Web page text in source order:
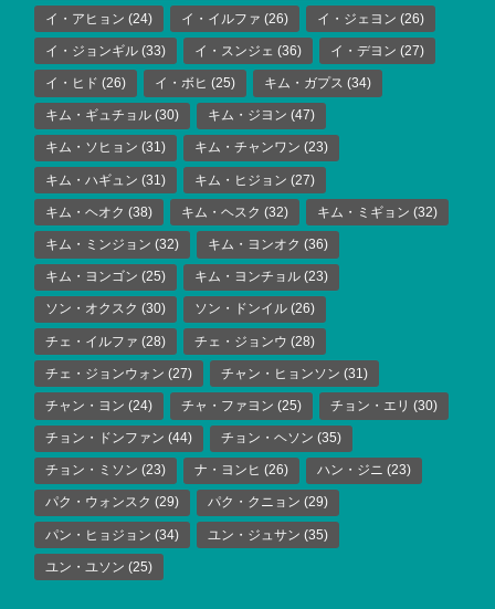
イ・アヒョン (24) イ・イルファ (26) イ・ジェヨン (26)
イ・ジョンギル (33) イ・スンジェ (36) イ・デヨン (27)
イ・ヒド (26) イ・ボヒ (25) キム・ガプス (34)
キム・ギュチョル (30) キム・ジヨン (47)
キム・ソヒョン (31) キム・チャンワン (23)
キム・ハギュン (31) キム・ヒジョン (27)
キム・ヘオク (38) キム・ヘスク (32) キム・ミギョン (32)
キム・ミンジョン (32) キム・ヨンオク (36)
キム・ヨンゴン (25) キム・ヨンチョル (23)
ソン・オクスク (30) ソン・ドンイル (26)
チェ・イルファ (28) チェ・ジョンウ (28)
チェ・ジョンウォン (27) チャン・ヒョンソン (31)
チャン・ヨン (24) チャ・ファヨン (25) チョン・エリ (30)
チョン・ドンファン (44) チョン・ヘソン (35)
チョン・ミソン (23) ナ・ヨンヒ (26) ハン・ジニ (23)
パク・ウォンスク (29) パク・クニョン (29)
パン・ヒョジョン (34) ユン・ジュサン (35)
ユン・ユソン (25)